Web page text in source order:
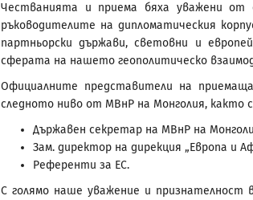
Честванията и приема бяха уважени от
ръководителите на дипломатическия
партньорски държави, световни и
сферата на нашето геополитическо
Официалните представители на
следното ниво от МВнР на Монголия, както
Държавен секретар на МВнР на
Зам. директор на дирекция „Европа и
Референти за ЕС.
С голямо наше уважение и признателност